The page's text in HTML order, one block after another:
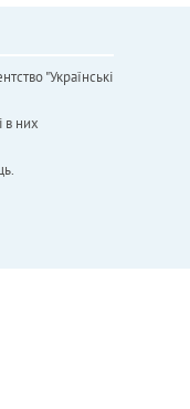
"Українськi
в них